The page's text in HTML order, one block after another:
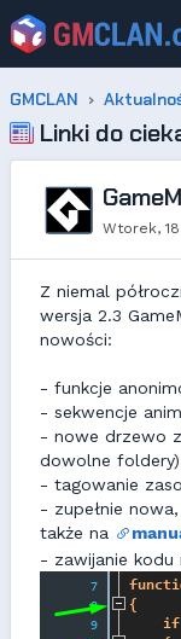
GMCLAN
Linki do
Wtorek,
Z niemal
wersja 2.3
nowości:
- funkcje
- sekwencje
- nowe drzewo
dowolne foldery)
- tagowanie
- zupełnie
także na
- zawijanie kodu